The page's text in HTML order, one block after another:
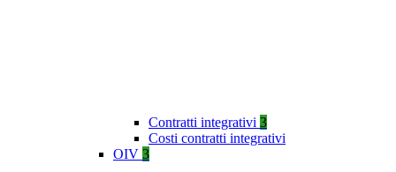
Contratti integrativi 3
Costi contratti integrativi
OIV 3